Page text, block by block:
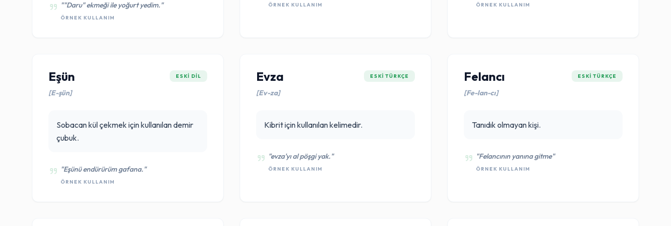
""Daru" ekmeği ile yoğurt yedim."
ÖRNEK KULLANIM
ÖRNEK KULLANIM ÖRNEK KULLANIM
Eşün
[E-şün]
ESKI DIL
Sobacan kül çekmek için kullanılan demir
çubuk.
"Eşünü endürürüm gafana."
ÖRNEK KULLANIM
Evza
[Ev-za]
ESKI TÜRKÇE
Kibrit için kullanılan kelimedir.
"evza'yı al pöşgi yak."
ÖRNEK KULLANIM
Felancı
[Fe-lan-cı]
ESKI TÜRKÇE
Tanıdık olmayan kişi.
"Felancının yanına gitme"
ÖRNEK KULLANIM